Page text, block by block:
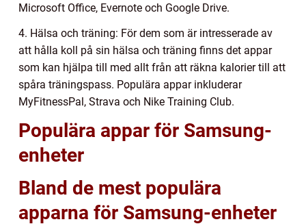
Microsoft Office, Evernote och Google Drive.
4. Hälsa och träning: För dem som är intresserade av
att hålla koll på sin hälsa och träning finns det appar
som kan hjälpa till med allt från att räkna kalorier till att
spåra träningspass. Populära appar inkluderar
MyFitnessPal, Strava och Nike Training Club.
Populära appar för Samsung-
enheter
Bland de mest populära
apparna för Samsung-enheter